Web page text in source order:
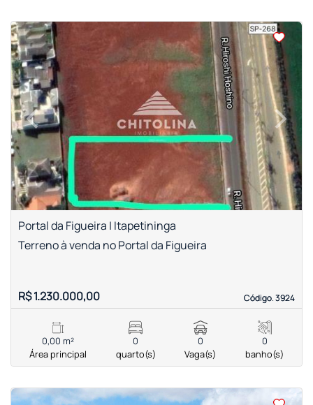
‹Previous ›
Next
Portal da Figueira | Itapetininga
Código. 3924
Código. 3924
Terreno à venda no Portal da Figueira
R$ 1.230.000,00
0,00 m²
Área principal
0
quarto(s)
0
Vaga(s)
0
banho(s)
<<<<